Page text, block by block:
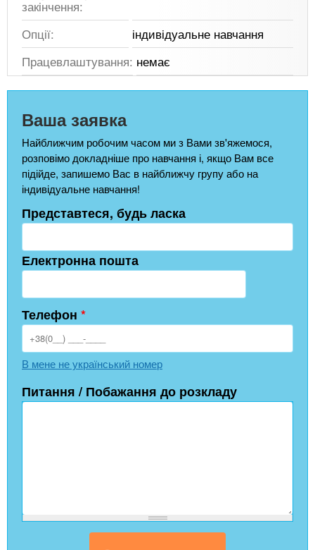
закінчення:
Опції:
індивідуальне навчання
Працевлаштування: немає
Ваша заявка
Найближчим робочим часом ми з Вами зв'яжемося,
розповімо докладніше про навчання і, якщо Вам все
підійде, запишемо Вас в найближчу групу або на
індивідуальне навчання!
Представтеся, будь ласка
Електронна пошта
Телефон *
В мене не український номер
Питання / Побажання до розкладу